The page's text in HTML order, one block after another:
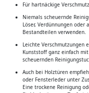
Für hartnäckige
Niemals scheuernde
Löser, Verdünnungen
Bestandteilen verwenden.
Leichte Verschmutzungen
Kunststoff ganz einfach
scheuernden
Auch bei Holztüren
oder Fensterleder unter
Eine trockene Reinigung